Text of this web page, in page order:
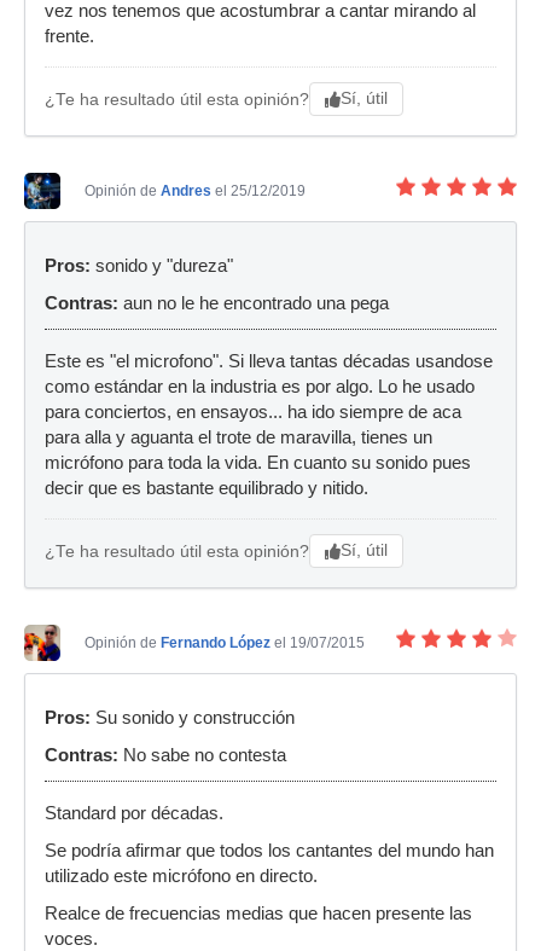
vez nos tenemos que acostumbrar a cantar mirando al
frente.
¿Te ha resultado útil esta opinión? Sí, útil
Opinión de Andres el 25/12/2019
Pros: sonido y "dureza"
Contras: aun no le he encontrado una pega
Este es "el microfono". Si lleva tantas décadas usandose
como estándar en la industria es por algo. Lo he usado
para conciertos, en ensayos... ha ido siempre de aca
para alla y aguanta el trote de maravilla, tienes un
micrófono para toda la vida. En cuanto su sonido pues
decir que es bastante equilibrado y nitido.
¿Te ha resultado útil esta opinión? Sí, útil
Opinión de Fernando López el 19/07/2015
Pros: Su sonido y construcción
Contras: No sabe no contesta
Standard por décadas.
Se podría afirmar que todos los cantantes del mundo han
utilizado este micrófono en directo.
Realce de frecuencias medias que hacen presente las
voces.